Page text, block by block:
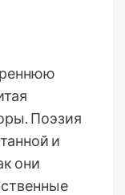
Поэзия
и
они